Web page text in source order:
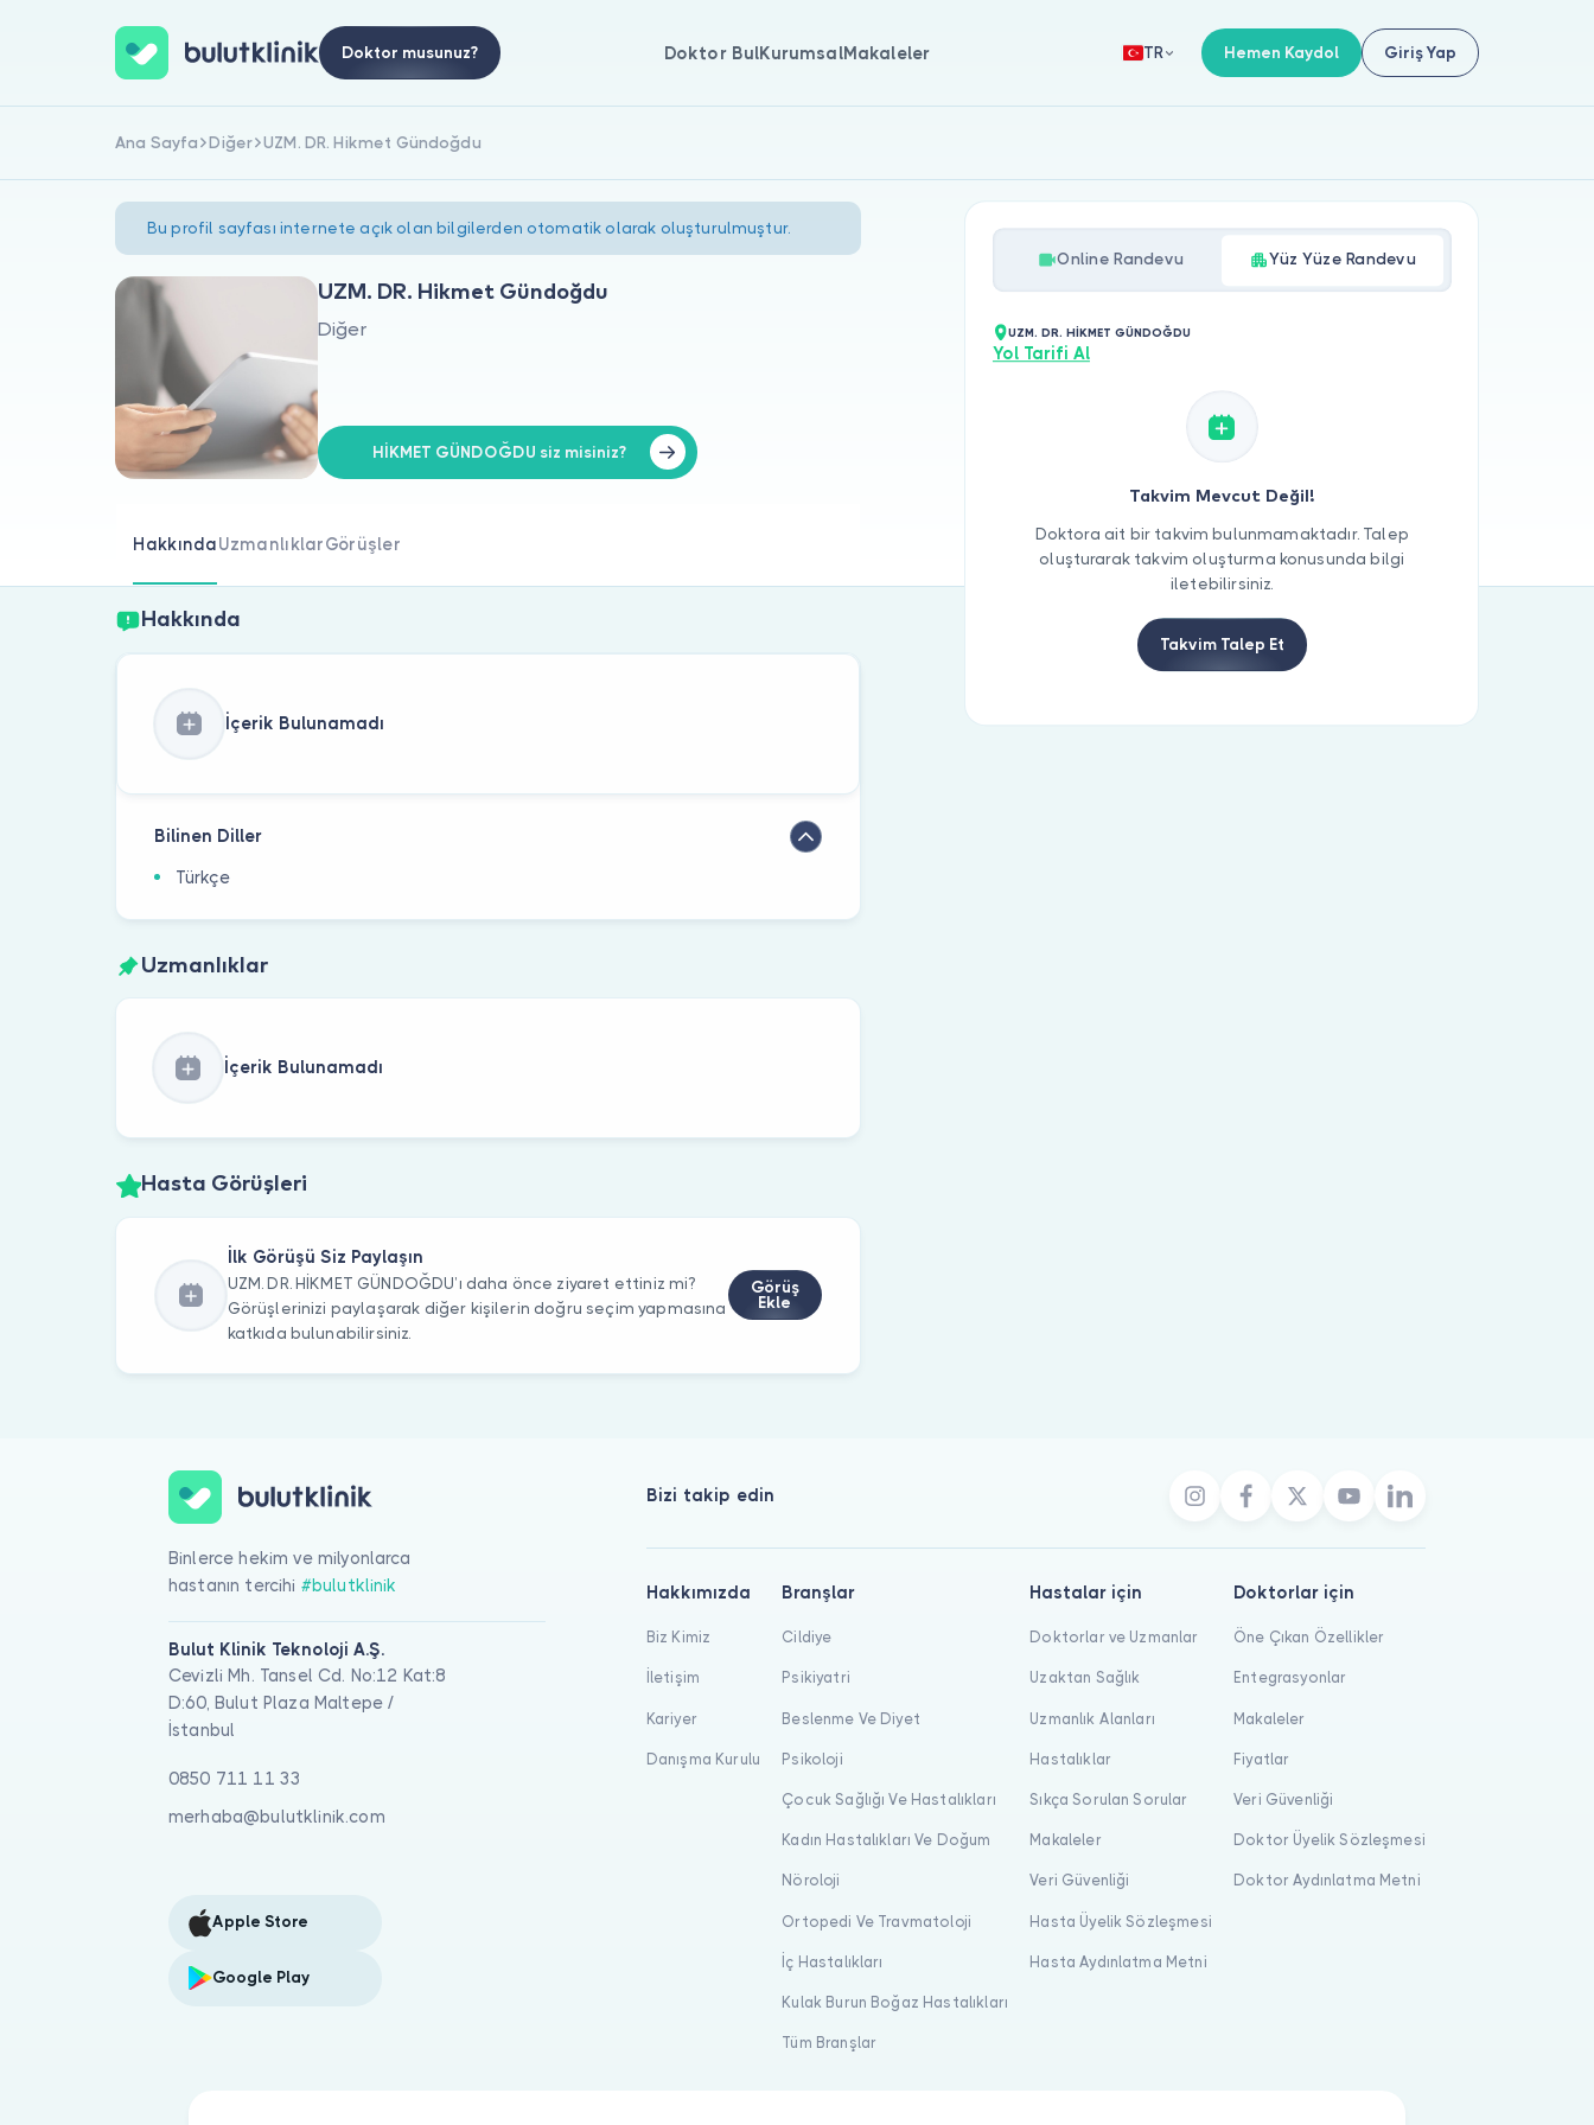
Doktor musunuz? Doktor BulKurumsalMakaleler TR Hemen Kaydol Giriş Yap
Ana Sayfa Diğer UZM. DR. Hikmet Gündoğdu
Bu profil sayfası internete açık olan bilgilerden otomatik olarak oluşturulmuştur.
UZM. DR. Hikmet Gündoğdu
Diğer
HİKMET GÜNDOĞDU siz misiniz?
HakkındaUzmanlıklarGörüşler
Hakkında
İçerik Bulunamadı
Bilinen Diller
Türkçe
Uzmanlıklar
İçerik Bulunamadı
Hasta Görüşleri
İlk Görüşü Siz Paylaşın
UZM. DR. HİKMET GÜNDOĞDU’ı daha önce ziyaret ettiniz mi?
Görüşlerinizi paylaşarak diğer kişilerin doğru seçim yapmasına
katkıda bulunabilirsiniz.
Görüş
Ekle
Online Randevu Yüz Yüze Randevu
UZM. DR. HİKMET GÜNDOĞDU
Yol Tarifi Al
Takvim Mevcut Değil!
Doktora ait bir takvim bulunmamaktadır. Talep
oluşturarak takvim oluşturma konusunda bilgi
iletebilirsiniz.
Takvim Talep Et
Binlerce hekim ve milyonlarca
hastanın tercihi #bulutklinik
Bulut Klinik Teknoloji A.Ş.
Cevizli Mh. Tansel Cd. No:12 Kat:8
D:60, Bulut Plaza Maltepe /
İstanbul
0850 711 11 33
merhaba@bulutklinik.com
Apple Store
Google Play
Bizi takip edin
Hakkımızda
Biz Kimiz
İletişim
Kariyer
Danışma Kurulu
Branşlar
Cildiye
Psikiyatri
Beslenme Ve Diyet
Psikoloji
Çocuk Sağlığı Ve Hastalıkları
Kadın Hastalıkları Ve Doğum
Nöroloji
Ortopedi Ve Travmatoloji
İç Hastalıkları
Kulak Burun Boğaz Hastalıkları
Tüm Branşlar
Hastalar için
Doktorlar ve Uzmanlar
Uzaktan Sağlık
Uzmanlık Alanları
Hastalıklar
Sıkça Sorulan Sorular
Makaleler
Veri Güvenliği
Hasta Üyelik Sözleşmesi
Hasta Aydınlatma Metni
Doktorlar için
Öne Çıkan Özellikler
Entegrasyonlar
Makaleler
Fiyatlar
Veri Güvenliği
Doktor Üyelik Sözleşmesi
Doktor Aydınlatma Metni